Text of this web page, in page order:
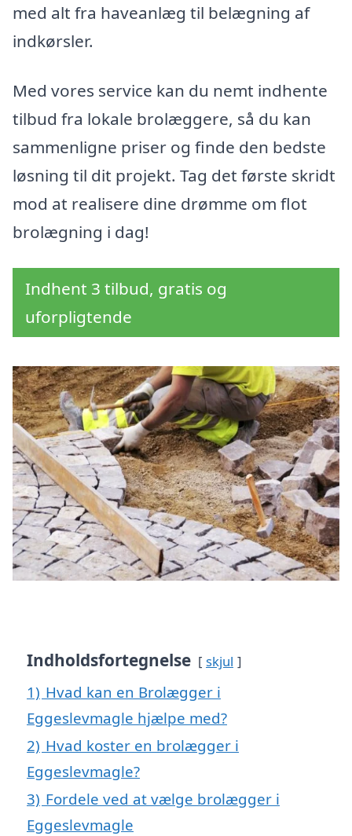
med alt fra haveanlæg til belægning af
indkørsler.
Med vores service kan du nemt indhente
tilbud fra lokale brolæggere, så du kan
sammenligne priser og finde den bedste
løsning til dit projekt. Tag det første skridt
mod at realisere dine drømme om flot
brolægning i dag!
Indhent 3 tilbud, gratis og
uforpligtende
Indholdsfortegnelse skjul
1) Hvad kan en Brolægger i
Eggeslevmagle hjælpe med?
2) Hvad koster en brolægger i
Eggeslevmagle?
3) Fordele ved at vælge brolægger i
Eggeslevmagle